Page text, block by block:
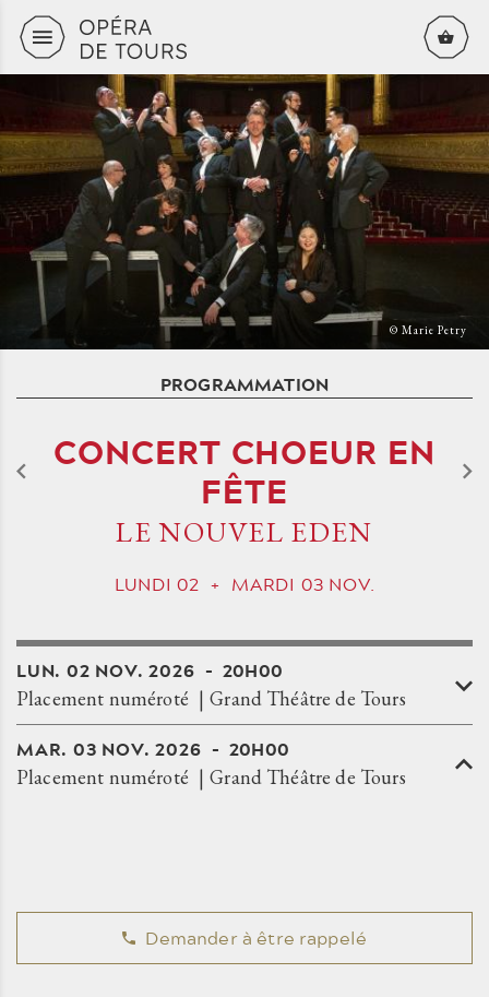
Aller au contenu principal
© Marie Petry
PROGRAMMATION
CONCERT CHOEUR EN
FÊTE
LE NOUVEL EDEN
LUNDI02 + MARDI 03 NOV.
LUN. 02 NOV. 2026 20H00
Placement numéroté Grand Théâtre de Tours
MAR. 03 NOV. 2026 20H00
Placement numéroté Grand Théâtre de Tours
Demander à être rappelé